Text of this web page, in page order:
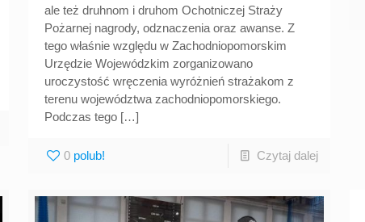
ale też druhnom i druhom Ochotniczej Straży
Pożarnej nagrody, odznaczenia oraz awanse. Z
tego właśnie względu w Zachodniopomorskim
Urzędzie Wojewódzkim zorganizowano
uroczystość wręczenia wyróżnień strażakom z
terenu województwa zachodniopomorskiego.
Podczas tego[…]
0 Czytaj dalej